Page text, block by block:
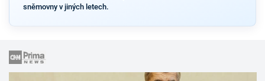
sněmovny v jiných letech.